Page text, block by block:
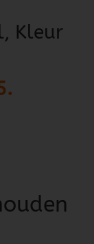
Kleur